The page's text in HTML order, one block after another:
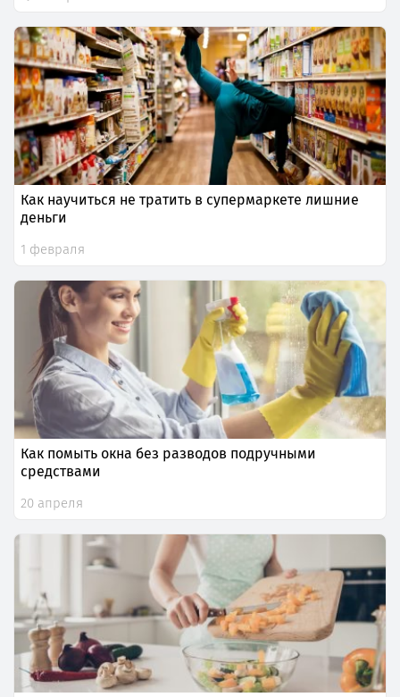
Как научиться не тратить в супермаркете лишние
деньги
1 февраля
Как помыть окна без разводов подручными
средствами
20 апреля